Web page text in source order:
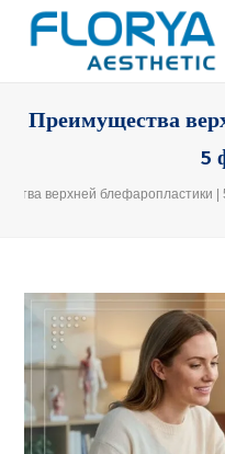
Преимущества
5
верхней блефаропластики |